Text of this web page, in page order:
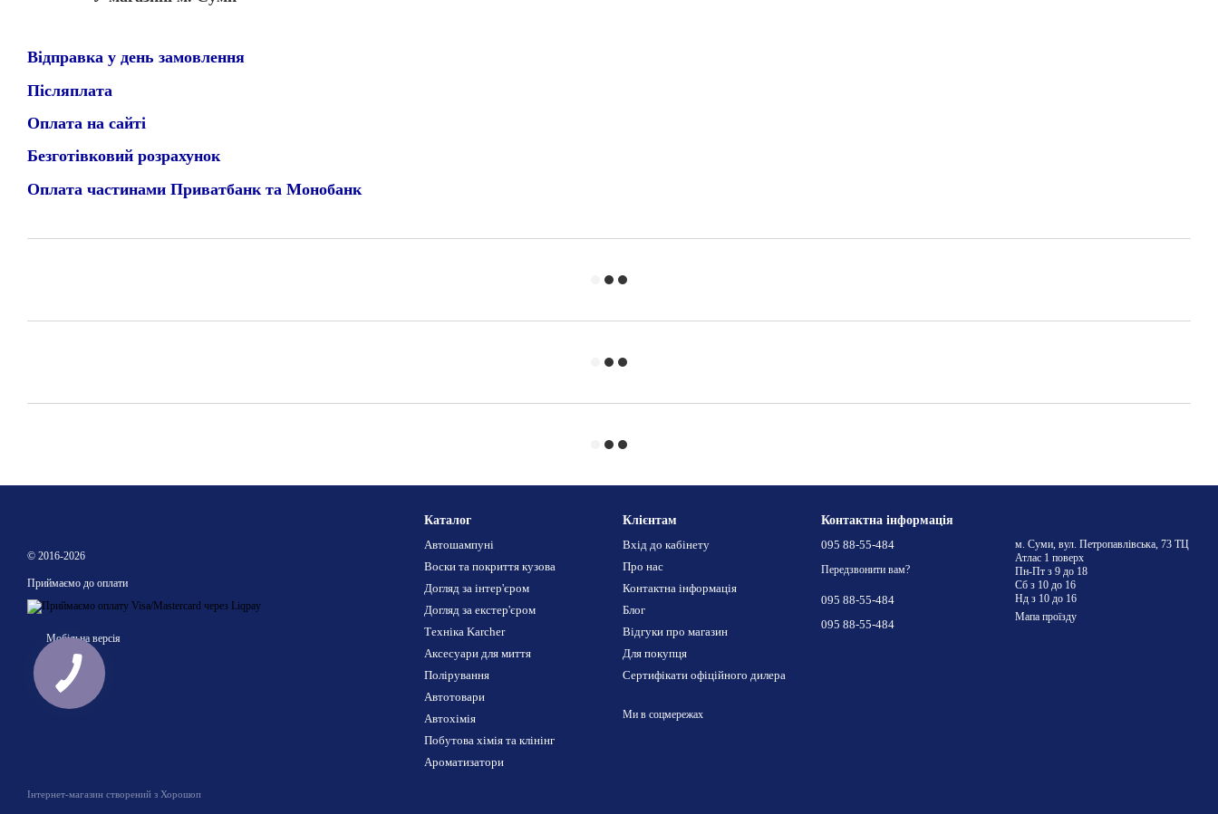
Відправка у день замовлення
Післяплата
Оплата на сайті
Безготівковий розрахунок
Оплата частинами Приватбанк та Монобанк
© 2016-2026
Приймаємо до оплати
Мобільна версія
Інтернет-магазин створений з Хорошоп
Каталог
Автошампуні
Воски та покриття кузова
Догляд за інтер'єром
Догляд за екстер'єром
Техніка Karcher
Аксесуари для миття
Полірування
Автотовари
Автохімія
Побутова хімія та клінінг
Ароматизатори
Клієнтам
Вхід до кабінету
Про нас
Контактна інформація
Блог
Відгуки про магазин
Для покупця
Сертифікати офіційного дилера
Ми в соцмережах
Контактна інформація
095 88-55-484
Передзвонити вам?
095 88-55-484
095 88-55-484
м. Суми, вул. Петропавлівська, 73 ТЦ
Атлас 1 поверх
Пн-Пт з 9 до 18
Сб з 10 до 16
Нд з 10 до 16
Мапа проїзду